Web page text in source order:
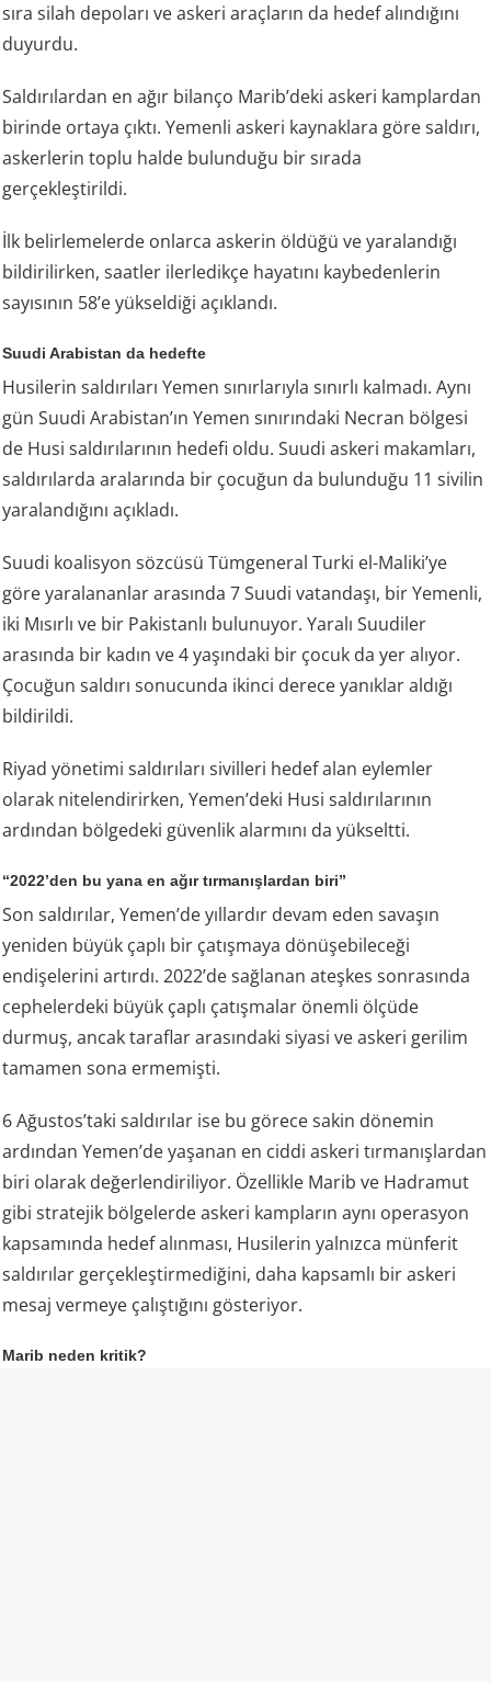
sıra silah depoları ve askeri araçların da hedef alındığını
duyurdu.
Saldırılardan en ağır bilanço Marib’deki askeri kamplardan
birinde ortaya çıktı. Yemenli askeri kaynaklara göre saldırı,
askerlerin toplu halde bulunduğu bir sırada
gerçekleştirildi.
İlk belirlemelerde onlarca askerin öldüğü ve yaralandığı
bildirilirken, saatler ilerledikçe hayatını kaybedenlerin
sayısının 58’e yükseldiği açıklandı.
Suudi Arabistan da hedefte
Husilerin saldırıları Yemen sınırlarıyla sınırlı kalmadı. Aynı
gün Suudi Arabistan’ın Yemen sınırındaki Necran bölgesi
de Husi saldırılarının hedefi oldu. Suudi askeri makamları,
saldırılarda aralarında bir çocuğun da bulunduğu 11 sivilin
yaralandığını açıkladı.
Suudi koalisyon sözcüsü Tümgeneral Turki el-Maliki’ye
göre yaralananlar arasında 7 Suudi vatandaşı, bir Yemenli,
iki Mısırlı ve bir Pakistanlı bulunuyor. Yaralı Suudiler
arasında bir kadın ve 4 yaşındaki bir çocuk da yer alıyor.
Çocuğun saldırı sonucunda ikinci derece yanıklar aldığı
bildirildi.
Riyad yönetimi saldırıları sivilleri hedef alan eylemler
olarak nitelendirirken, Yemen’deki Husi saldırılarının
ardından bölgedeki güvenlik alarmını da yükseltti.
“2022’den bu yana en ağır tırmanışlardan biri”
Son saldırılar, Yemen’de yıllardır devam eden savaşın
yeniden büyük çaplı bir çatışmaya dönüşebileceği
endişelerini artırdı. 2022’de sağlanan ateşkes sonrasında
cephelerdeki büyük çaplı çatışmalar önemli ölçüde
durmuş, ancak taraflar arasındaki siyasi ve askeri gerilim
tamamen sona ermemişti.
6 Ağustos’taki saldırılar ise bu görece sakin dönemin
ardından Yemen’de yaşanan en ciddi askeri tırmanışlardan
biri olarak değerlendiriliyor. Özellikle Marib ve Hadramut
gibi stratejik bölgelerde askeri kampların aynı operasyon
kapsamında hedef alınması, Husilerin yalnızca münferit
saldırılar gerçekleştirmediğini, daha kapsamlı bir askeri
mesaj vermeye çalıştığını gösteriyor.
Marib neden kritik?